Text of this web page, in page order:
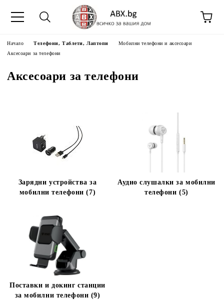
Начало Телефони, Таблети, Лаптопи
Мобилни телефони и аксесоари
Аксесоари за телефони
Аксесоари за телефони
Зарядни устройства за
мобилни телефони (7)
Аудио слушалки за мобилни
телефони (5)
Поставки и докинг станции
за мобилни телефони (9)